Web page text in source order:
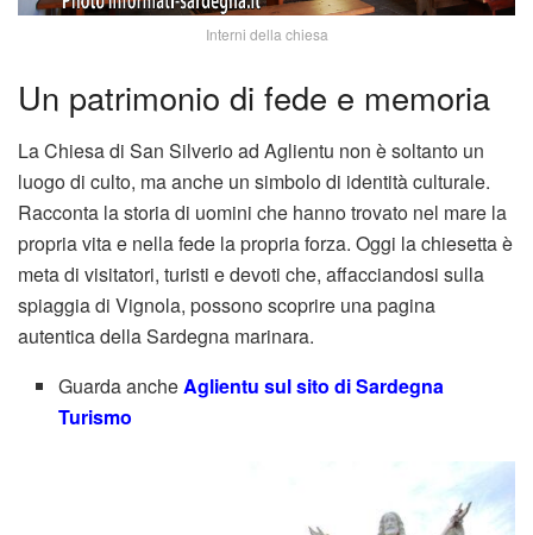
Interni della chiesa
Un patrimonio di fede e memoria
La Chiesa di San Silverio ad Aglientu non è soltanto un
luogo di culto, ma anche un simbolo di identità culturale.
Racconta la storia di uomini che hanno trovato nel mare la
propria vita e nella fede la propria forza. Oggi la chiesetta è
meta di visitatori, turisti e devoti che, affacciandosi sulla
spiaggia di Vignola, possono scoprire una pagina
autentica della Sardegna marinara.
Guarda ancheAglientu sul sito di Sardegna
Turismo